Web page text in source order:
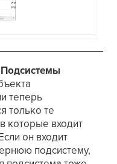
Подсистемы
теперь
только те
которые входит
он входит
подсистему,